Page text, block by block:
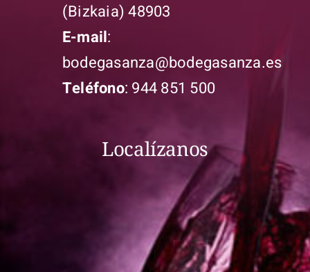
(Bizkaia) 48903
E-mail:
bodegasanza@bodegasanza.es
Teléfono: 944 851 500
Localízanos